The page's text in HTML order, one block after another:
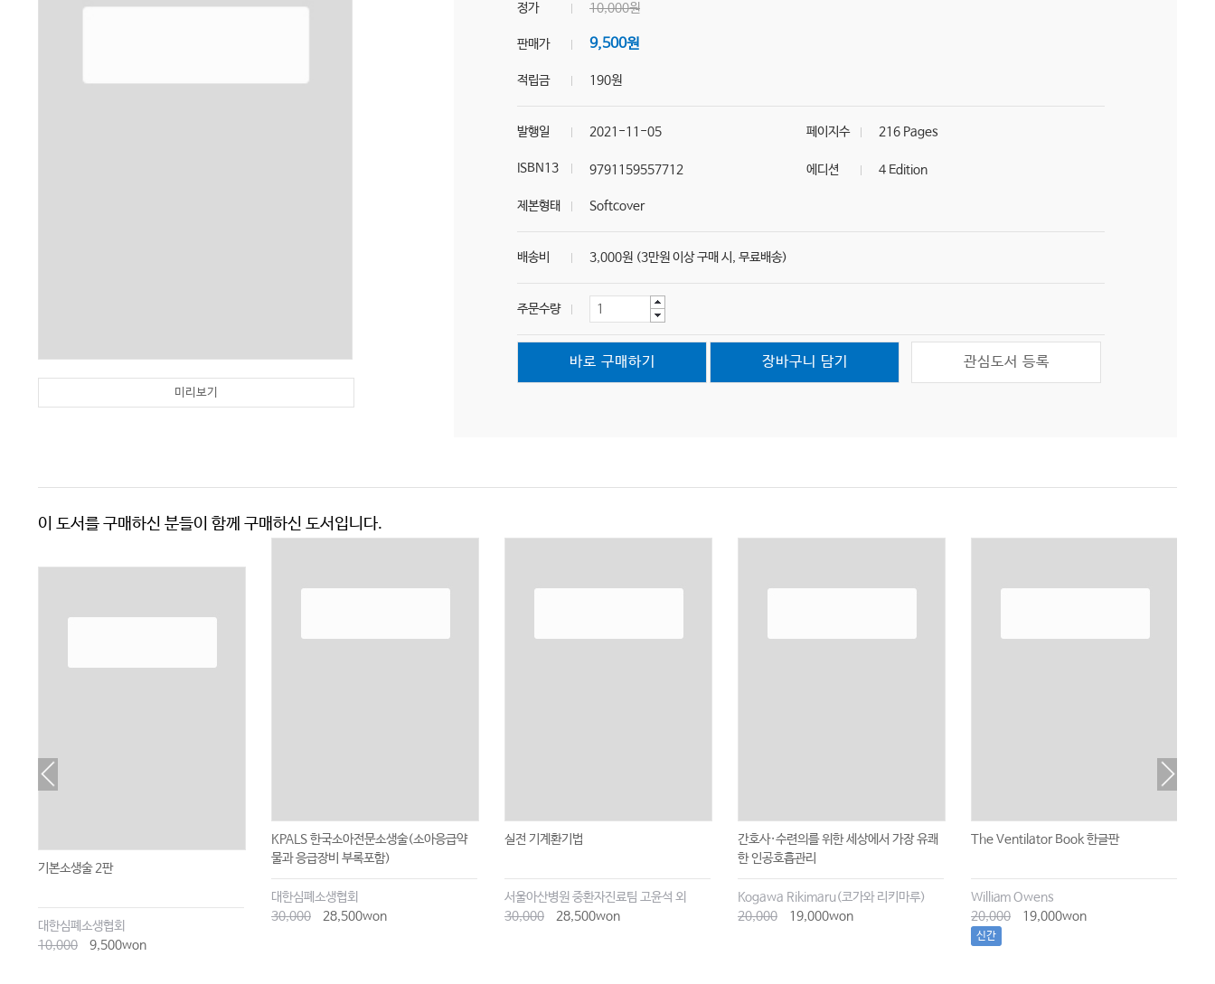
미리보기
정가 10,000원
판매가 9,500원
적립금 190원
발행일 2021-11-05 페이지수 216 Pages
ISBN13 9791159557712 에디션 4 Edition
제본형태 Softcover
배송비 3,000원 (3만원 이상 구매 시, 무료배송)
주문수량
바로 구매하기 장바구니 담기 관심도서 등록
이 도서를 구매하신 분들이 함께 구매하신 도서입니다.
기본소생술 2판
대한심폐소생협회
10,000
9,500won
KPALS 한국소아전문소생술(소아응급약
물과 응급장비 부록포함)
대한심폐소생협회
30,000
28,500won
실전 기계환기법
서울아산병원 중환자진료팀 고윤석 외
30,000
28,500won
간호사·수련의를 위한 세상에서 가장 유쾌
한 인공호흡관리
Kogawa Rikimaru(코가와 리키마루)
20,000
19,000won
The Ventilator Book 한글판
William Owens
20,000
19,000won
신간